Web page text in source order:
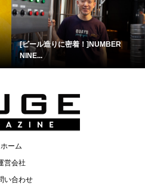
[ビール造りに密着！]NUMBER
NINE...
ホーム
営会社
い合わせ